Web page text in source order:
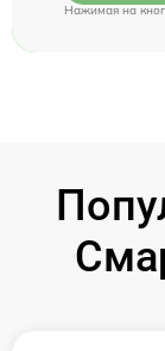
Нажимая на